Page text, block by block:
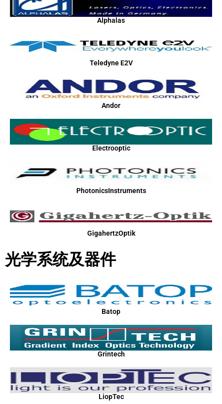
Alphalas
Teledyne E2V
Andor
Electrooptic
PhotonicsInstruments
GigahertzOptik
光学系统及器件
Batop
Grintech
LiopTec